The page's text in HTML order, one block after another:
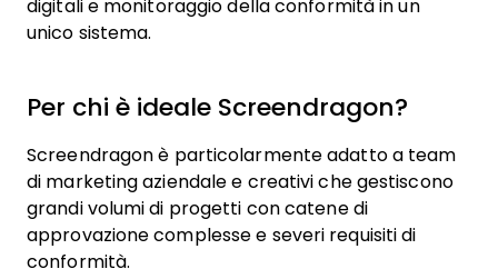
digitali e monitoraggio della conformità in un
unico sistema.
Per chi è ideale Screendragon?
Screendragon è particolarmente adatto a team
di marketing aziendale e creativi che gestiscono
grandi volumi di progetti con catene di
approvazione complesse e severi requisiti di
conformità.